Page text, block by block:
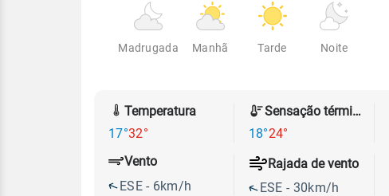
Madrugada Manhã Tarde Noite
Temperatura
17°32°
Sensação térmica
18°24°
Vento
ESE - 6km/h
Rajada de vento
ESE - 30km/h